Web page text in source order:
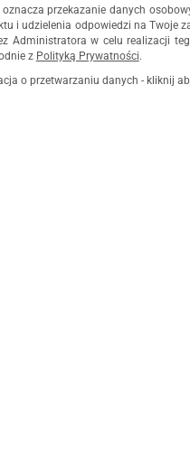
oznacza przekazanie danych
i udzielenia odpowiedzi na Twoje
Administratora w celu realizacji
z Polityką Prywatności.
o przetwarzaniu danych - kliknij